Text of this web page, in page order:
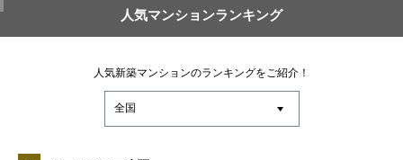
人気マンションランキング
人気新築マンションのランキングをご紹介！